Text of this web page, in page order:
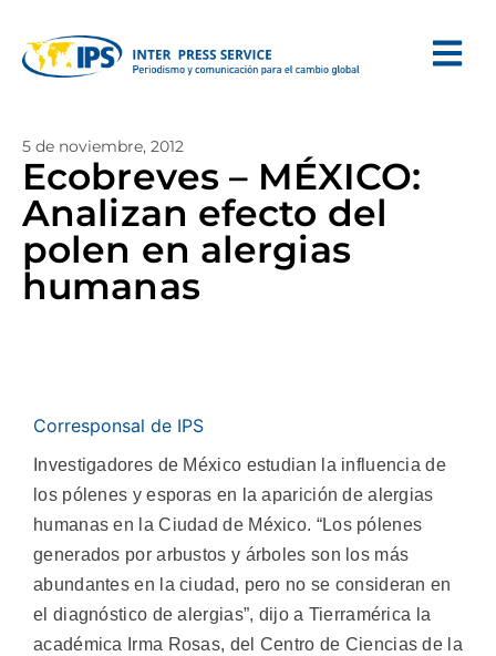
5 de noviembre, 2012
Ecobreves – MÉXICO:
Analizan efecto del
polen en alergias
humanas
Corresponsal de IPS
Investigadores de México estudian la influencia de
los pólenes y esporas en la aparición de alergias
humanas en la Ciudad de México. “Los pólenes
generados por arbustos y árboles son los más
abundantes en la ciudad, pero no se consideran en
el diagnóstico de alergias”, dijo a Tierramérica la
académica Irma Rosas, del Centro de Ciencias de la